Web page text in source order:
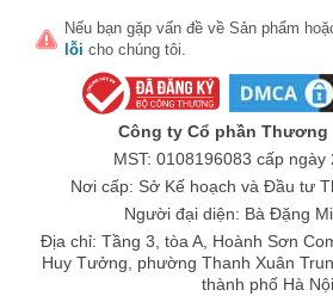
thương.
Đừng bỏ lỡ cơ hội sở hữu sản phẩm
để làm mới bộ sưu tập trang điểm của
hàng ngay hôm nay để nhận được ưu
Chúc bạn có một ngày Valentine thật
bên những sản phẩm đẳng cấp!
Nếu bạn gặp vấn đề về Sản phẩm
lỗi cho chúng tôi.
Công ty Cổ phần Thương
MST: 0108196083 cấp ngày
Nơi cấp: Sở Kế hoạch và Đầu tư
Người đại diện: Bà Đặng
Địa chỉ: Tầng 3, tòa A, Hoành Sơn
Huy Tưởng, phường Thanh Xuân
thành phố Hà Nội